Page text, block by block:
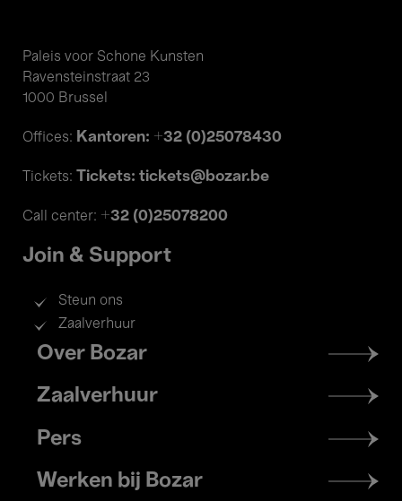
Paleis voor Schone Kunsten
Ravensteinstraat 23
1000 Brussel
Offices: Kantoren: +32 (0)25078430
Tickets: Tickets: tickets@bozar.be
Call center: +32 (0)25078200
Join & Support
Steun ons
Zaalverhuur
Footer
menu
Over Bozar
Zaalverhuur
Pers
Werken bij Bozar